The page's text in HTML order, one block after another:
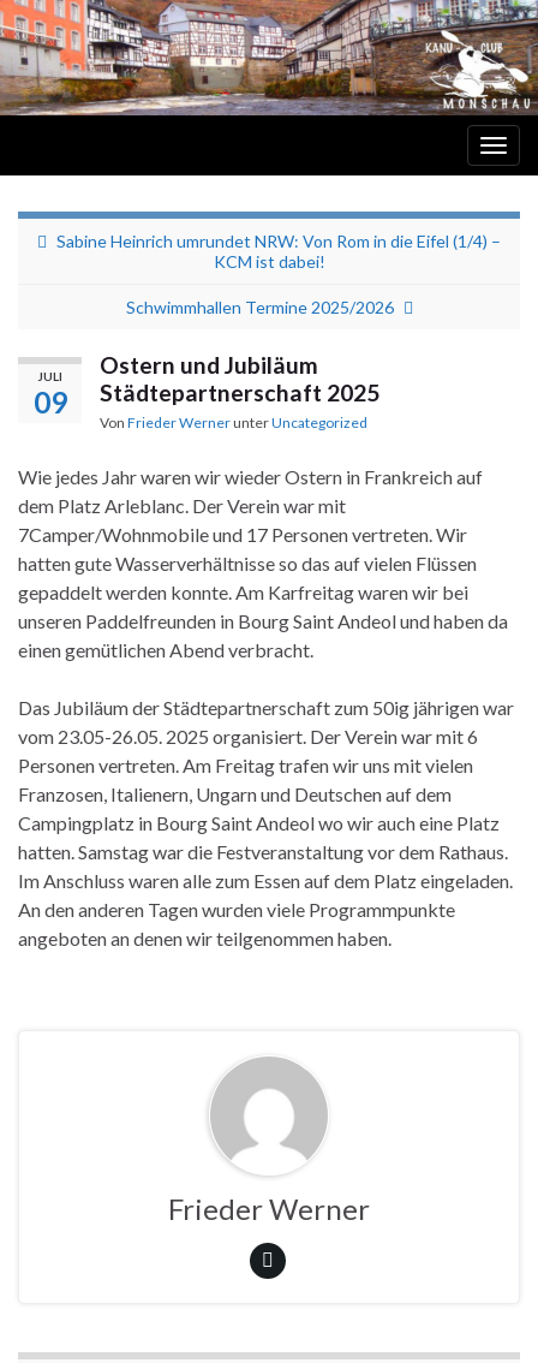
Sabine Heinrich umrundet NRW: Von Rom in die Eifel (1/4) –
KCM ist dabei!
Schwimmhallen Termine 2025/2026
JULI
09
Ostern und Jubiläum
Städtepartnerschaft 2025
Von Frieder WernerunterUncategorized
Wie jedes Jahr waren wir wieder Ostern in Frankreich auf
dem Platz Arleblanc. Der Verein war mit
7Camper/Wohnmobile und 17 Personen vertreten. Wir
hatten gute Wasserverhältnisse so das auf vielen Flüssen
gepaddelt werden konnte. Am Karfreitag waren wir bei
unseren Paddelfreunden in Bourg Saint Andeol und haben da
einen gemütlichen Abend verbracht.
Das Jubiläum der Städtepartnerschaft zum 50ig jährigen war
vom 23.05-26.05. 2025 organisiert. Der Verein war mit 6
Personen vertreten. Am Freitag trafen wir uns mit vielen
Franzosen, Italienern, Ungarn und Deutschen auf dem
Campingplatz in Bourg Saint Andeol wo wir auch eine Platz
hatten. Samstag war die Festveranstaltung vor dem Rathaus.
Im Anschluss waren alle zum Essen auf dem Platz eingeladen.
An den anderen Tagen wurden viele Programmpunkte
angeboten an denen wir teilgenommen haben.
Frieder Werner